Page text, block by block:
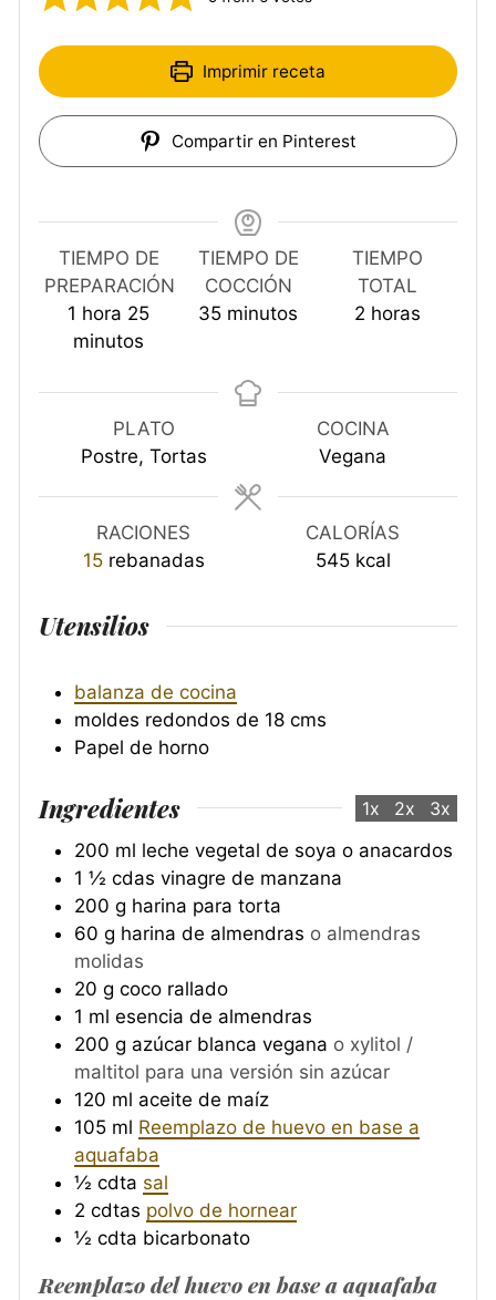
Imprimir receta
Compartir en Pinterest
TIEMPO DE
PREPARACIÓN
1 hora
hora 25minutos
minutos
TIEMPO DE
COCCIÓN
35minutos
minutos
TIEMPO
TOTAL
2 horas
horas
PLATO
Postre, Tortas
COCINA
Vegana
RACIONES
15 rebanadas
CALORÍAS
545 kcal
Utensilios
balanza de cocina
moldes redondos de 18 cms
Papel de horno
Ingredientes 1x 2x
3x
200 ml leche vegetal de soya o anacardos
1 ½ cdas vinagre de manzana
200 g harina para torta
60 g harina de almendras o almendras
molidas
20 g coco rallado
1 ml esencia de almendras
200 g azúcar blanca vegana o xylitol /
maltitol para una versión sin azúcar
120 ml aceite de maíz
105 ml Reemplazo de huevo en base a
aquafaba
½ cdta sal
2 cdtas polvo de hornear
½ cdta bicarbonato
Reemplazo del huevo en base a aquafaba